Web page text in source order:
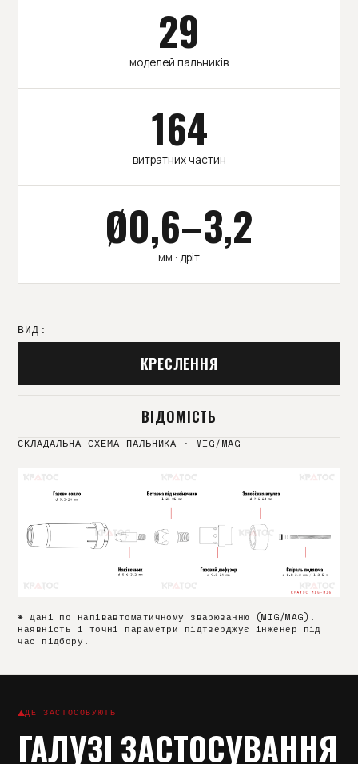
29
моделей пальників
164
витратних частин
Ø0,6–3,2
мм · дріт
ВИД:
КРЕСЛЕННЯ
ВІДОМІСТЬ
СКЛАДАЛЬНА СХЕМА ПАЛЬНИКА · MIG/MAG
* Дані по напівавтоматичному зварюванню (MIG/MAG).
Наявність і точні параметри підтверджує інженер під
час підбору.
ДЕ ЗАСТОСОВУЮТЬ
ГАЛУЗІ ЗАСТОСУВАННЯ